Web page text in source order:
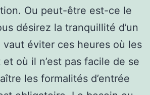
Ou peut-être est-ce le
désirez la tranquillité d’un
vaut éviter ces heures où les
où il n’est pas facile de se
les formalités d’entrée